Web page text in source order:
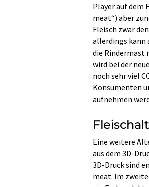
Player auf dem
meat“) aber
Fleisch zwar
allerdings kann
die Rindermast
wird bei der
noch sehr viel
Konsumenten
aufnehmen
Eine weitere
aus dem 3D-
3D-Druck sind
meat. Im